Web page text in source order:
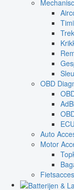
OBD
Auto
Motor